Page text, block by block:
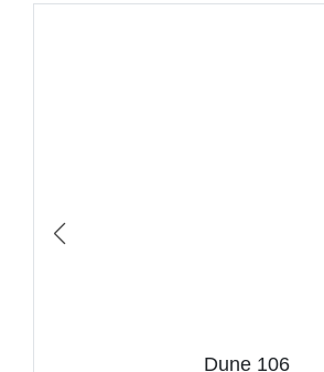
Dune 106